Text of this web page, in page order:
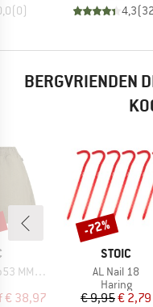
(0) 4,3(32
BERGVRIENDEN
Shorts
prijs
€ 38,97
MERK
STOIC
Artikel
AL Nail 18
Haring
Prijs
€ 9,95€ 2,79
Korting
-72%